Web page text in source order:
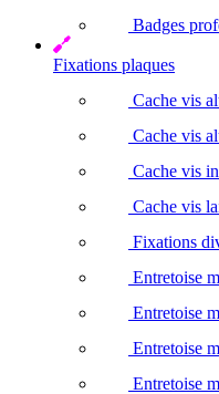
Badges
Fixations plaques
Cache vis
Cache vis
Cache vis
Cache vis
Fixations
Entretoise
Entretoise
Entretoise
Entretoise